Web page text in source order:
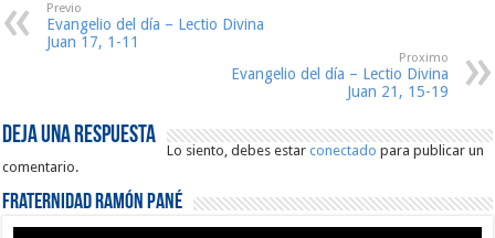
Previo
Evangelio del día – Lectio Divina
Juan 17, 1-11
Proximo
Evangelio del día – Lectio Divina
Juan 21, 15-19
Deja una respuesta
Lo siento, debes estarconectado para publicar un
comentario.
Fraternidad Ramón Pané